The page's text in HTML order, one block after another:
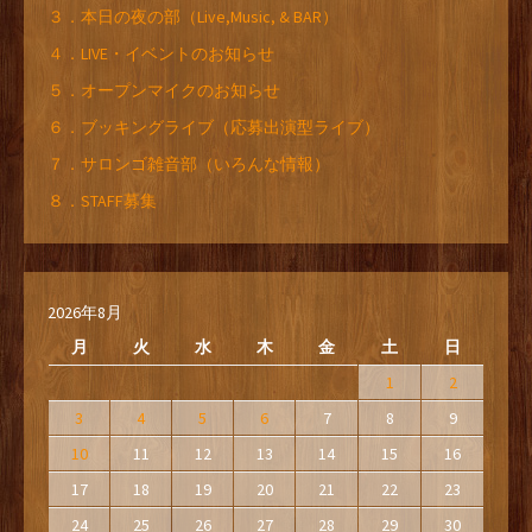
３．本日の夜の部（Live,Music, & BAR）
４．LIVE・イベントのお知らせ
５．オープンマイクのお知らせ
６．ブッキングライブ（応募出演型ライブ）
７．サロンゴ雑音部（いろんな情報）
８．STAFF募集
2026年8月
月
火 水 木 金 土
日
1
2
3
4 5 6 7 8
9
10
11 12 13 14 15
16
17
18 19 20 21 22
23
24
25 26 27 28 29 30